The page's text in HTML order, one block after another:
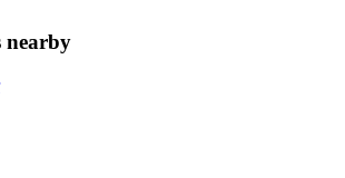
nearby